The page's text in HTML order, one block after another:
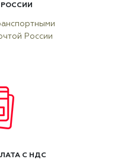
России
С НДС